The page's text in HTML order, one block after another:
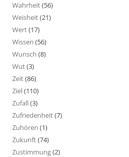
Wahrheit(56)
Weisheit(21)
Wert(17)
Wissen (56)
Wunsch (8)
Wut(3)
Zeit(86)
Ziel(110)
Zufall(3)
Zufriedenheit(7)
Zuhören (1)
Zukunft(74)
Zustimmung(2)